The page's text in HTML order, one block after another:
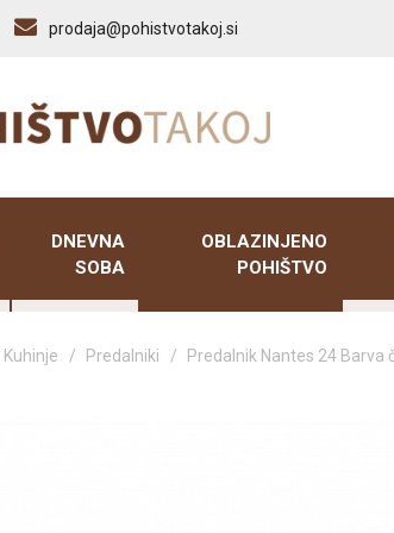
prodaja@pohistvotakoj.si
DNEVNA
SOBA
OBLAZINJENO
POHIŠTVO
/ Predalniki / Predalnik Nantes 24 Barva